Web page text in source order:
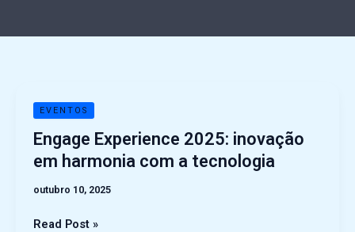
EVENTOS
Engage Experience 2025: inovação
em harmonia com a tecnologia
outubro 10, 2025
Engage
2025:
inovação
em
com
Read Post »